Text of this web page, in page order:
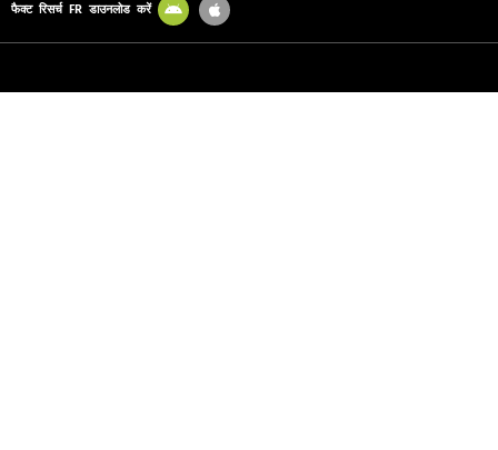
फैक्ट रिसर्च FR डाउनलोड करें